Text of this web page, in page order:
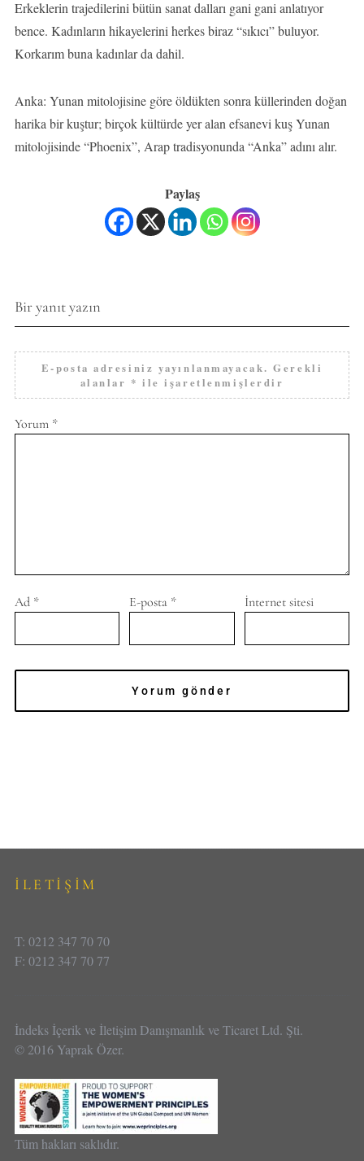
Erkeklerin trajedilerini bütün sanat dalları gani gani anlatıyor
bence. Kadınların hikayelerini herkes biraz “sıkıcı” buluyor.
Korkarım buna kadınlar da dahil.
Anka: Yunan mitolojisine göre öldükten sonra küllerinden doğan
harika bir kuştur; birçok kültürde yer alan efsanevi kuş Yunan
mitolojisinde “Phoenix”, Arap tradisyonunda “Anka” adını alır.
Paylaş
Bir yanıt yazın
E-posta adresiniz yayınlanmayacak. Gerekli
alanlar * ile işaretlenmişlerdir
Yorum *
Ad * E-posta * İnternet sitesi
İLETİŞİM
T: 0212 347 70 70
F: 0212 347 70 77
İndeks İçerik ve İletişim Danışmanlık ve Ticaret Ltd. Şti.
© 2016 Yaprak Özer.
Tüm hakları saklıdır.